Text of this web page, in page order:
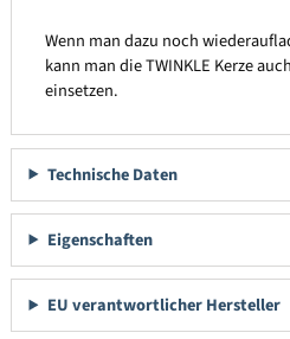
Wenn man dazu noch
kann man die TWINKLE Kerze
einsetzen.
Technische Daten
Eigenschaften
EU verantwortlicher Hersteller